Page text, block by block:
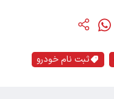
ثبت نام خودرو